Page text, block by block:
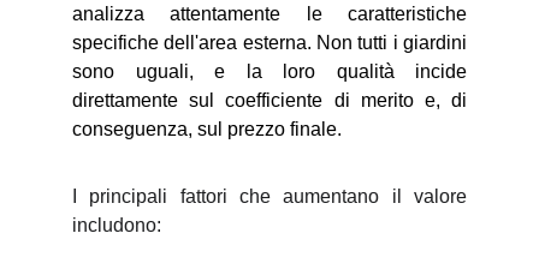
analizza attentamente le caratteristiche
specifiche dell'area esterna. Non tutti i giardini
sono uguali, e la loro qualità incide
direttamente sul coefficiente di merito e, di
conseguenza, sul prezzo finale.
I principali fattori che aumentano il valore
includono: